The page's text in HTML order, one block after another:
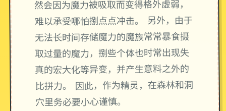
然会因为魔力被吸取而变得格外虚弱，
难以承受哪怕捌点点冲击。 另外，由于
无法长时间存储魔力的魔族常常暴食摄
取过量的魔力，捌些个体也时常出现失
真的宏大化等异变，并产生意料之外的
比拼力。 因此，作为精灵，在森林和洞
穴里务必要小心谨慎。